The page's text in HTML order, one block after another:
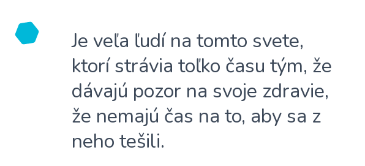
Je veľa ľudí na tomto svete,
ktorí strávia toľko času tým, že
dávajú pozor na svoje zdravie,
že nemajú čas na to, aby sa z
neho tešili.